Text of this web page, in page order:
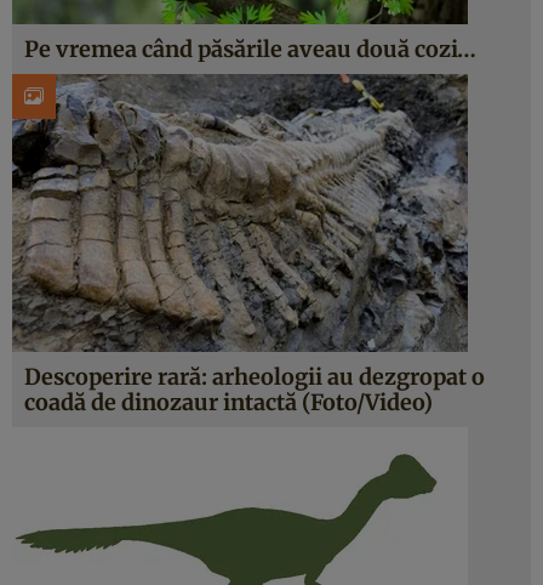
Pe vremea când păsările aveau două cozi…
Descoperire rară: arheologii au dezgropat o
coadă de dinozaur intactă (Foto/Video)